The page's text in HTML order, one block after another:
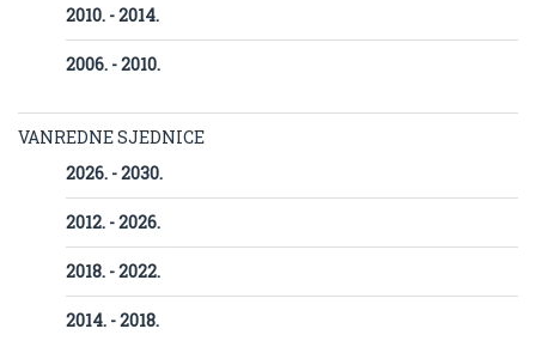
2010. - 2014.
2006. - 2010.
VANREDNE SJEDNICE
2026. - 2030.
2012. - 2026.
2018. - 2022.
2014. - 2018.